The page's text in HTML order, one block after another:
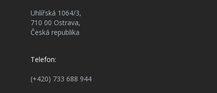
Uhlířská 1064/3,
710 00 Ostrava,
Česká republika
Telefon:
(+420) 733 688 944